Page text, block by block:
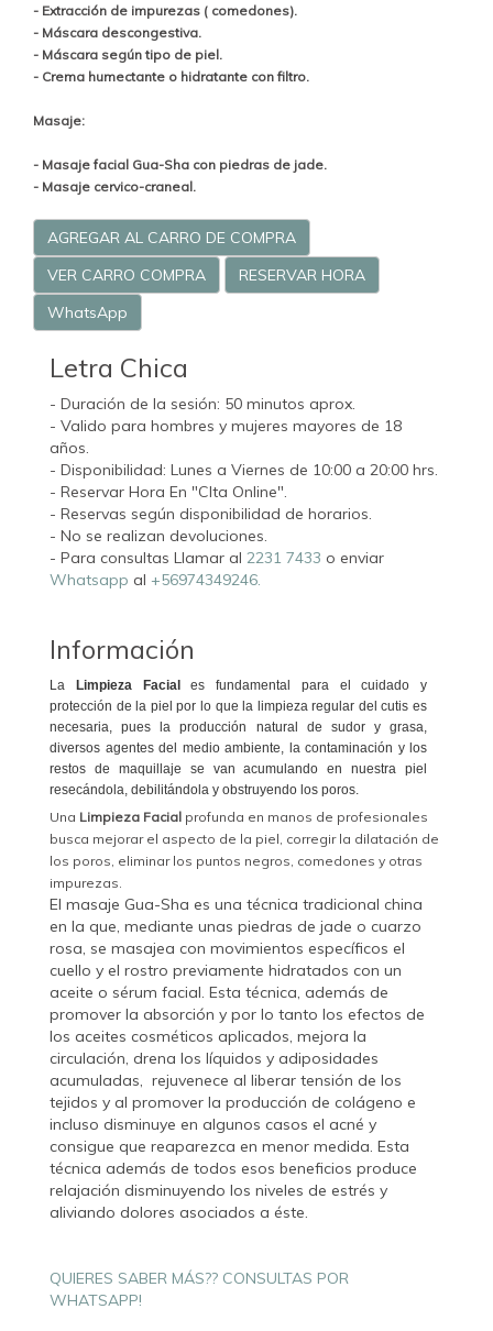
- Extracción de impurezas ( comedones).
- Máscara descongestiva.
- Máscara según tipo de piel.
- Crema humectante o hidratante con filtro.
Masaje:
- Masaje facial Gua-Sha con piedras de jade.
- Masaje cervico-craneal.
AGREGAR AL CARRO DE COMPRA
VER CARRO COMPRA
RESERVAR HORA
WhatsApp
Letra Chica
- Duración de la sesión: 50 minutos aprox.
- Valido para hombres y mujeres mayores de 18
años.
- Disponibilidad: Lunes a Viernes de 10:00 a 20:00 hrs.
- Reservar Hora En "CIta Online".
- Reservas según disponibilidad de horarios.
- No se realizan devoluciones.
- Para consultas Llamar al 2231 7433 o enviar
Whatsapp al +56974349246.
Información
La Limpieza Facial
es fundamental para el cuidado y
protección de la piel por lo que la limpieza regular del cutis es
necesaria, pues la producción natural de sudor y grasa,
diversos agentes del medio ambiente, la contaminación y los
restos de maquillaje se van acumulando en nuestra piel
resecándola, debilitándola y obstruyendo los poros.
Una Limpieza Facial profunda en manos de profesionales
busca mejorar el aspecto de la piel, corregir la dilatación de
los poros, eliminar los puntos negros, comedones y otras
impurezas.
El masaje Gua-Sha es una técnica tradicional china
en la que, mediante unas piedras de jade o cuarzo
rosa, se masajea con movimientos específicos el
cuello y el rostro previamente hidratados con un
aceite o sérum facial. Esta técnica, además de
promover la absorción y por lo tanto los efectos de
los aceites cosméticos aplicados, mejora la
circulación, drena los líquidos y adiposidades
acumuladas, rejuvenece al liberar tensión de los
tejidos y al promover la producción de colágeno e
incluso disminuye en algunos casos el acné y
consigue que reaparezca en menor medida. Esta
técnica además de todos esos beneficios produce
relajación disminuyendo los niveles de estrés y
aliviando dolores asociados a éste.
QUIERES SABER MÁS?? CONSULTAS POR
WHATSAPP!